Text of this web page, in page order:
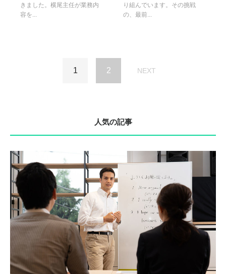
きました。横尾主任が業務内
容を...
り組んでいます。その挑戦
の、最前...
1 2 NEXT
人気の記事